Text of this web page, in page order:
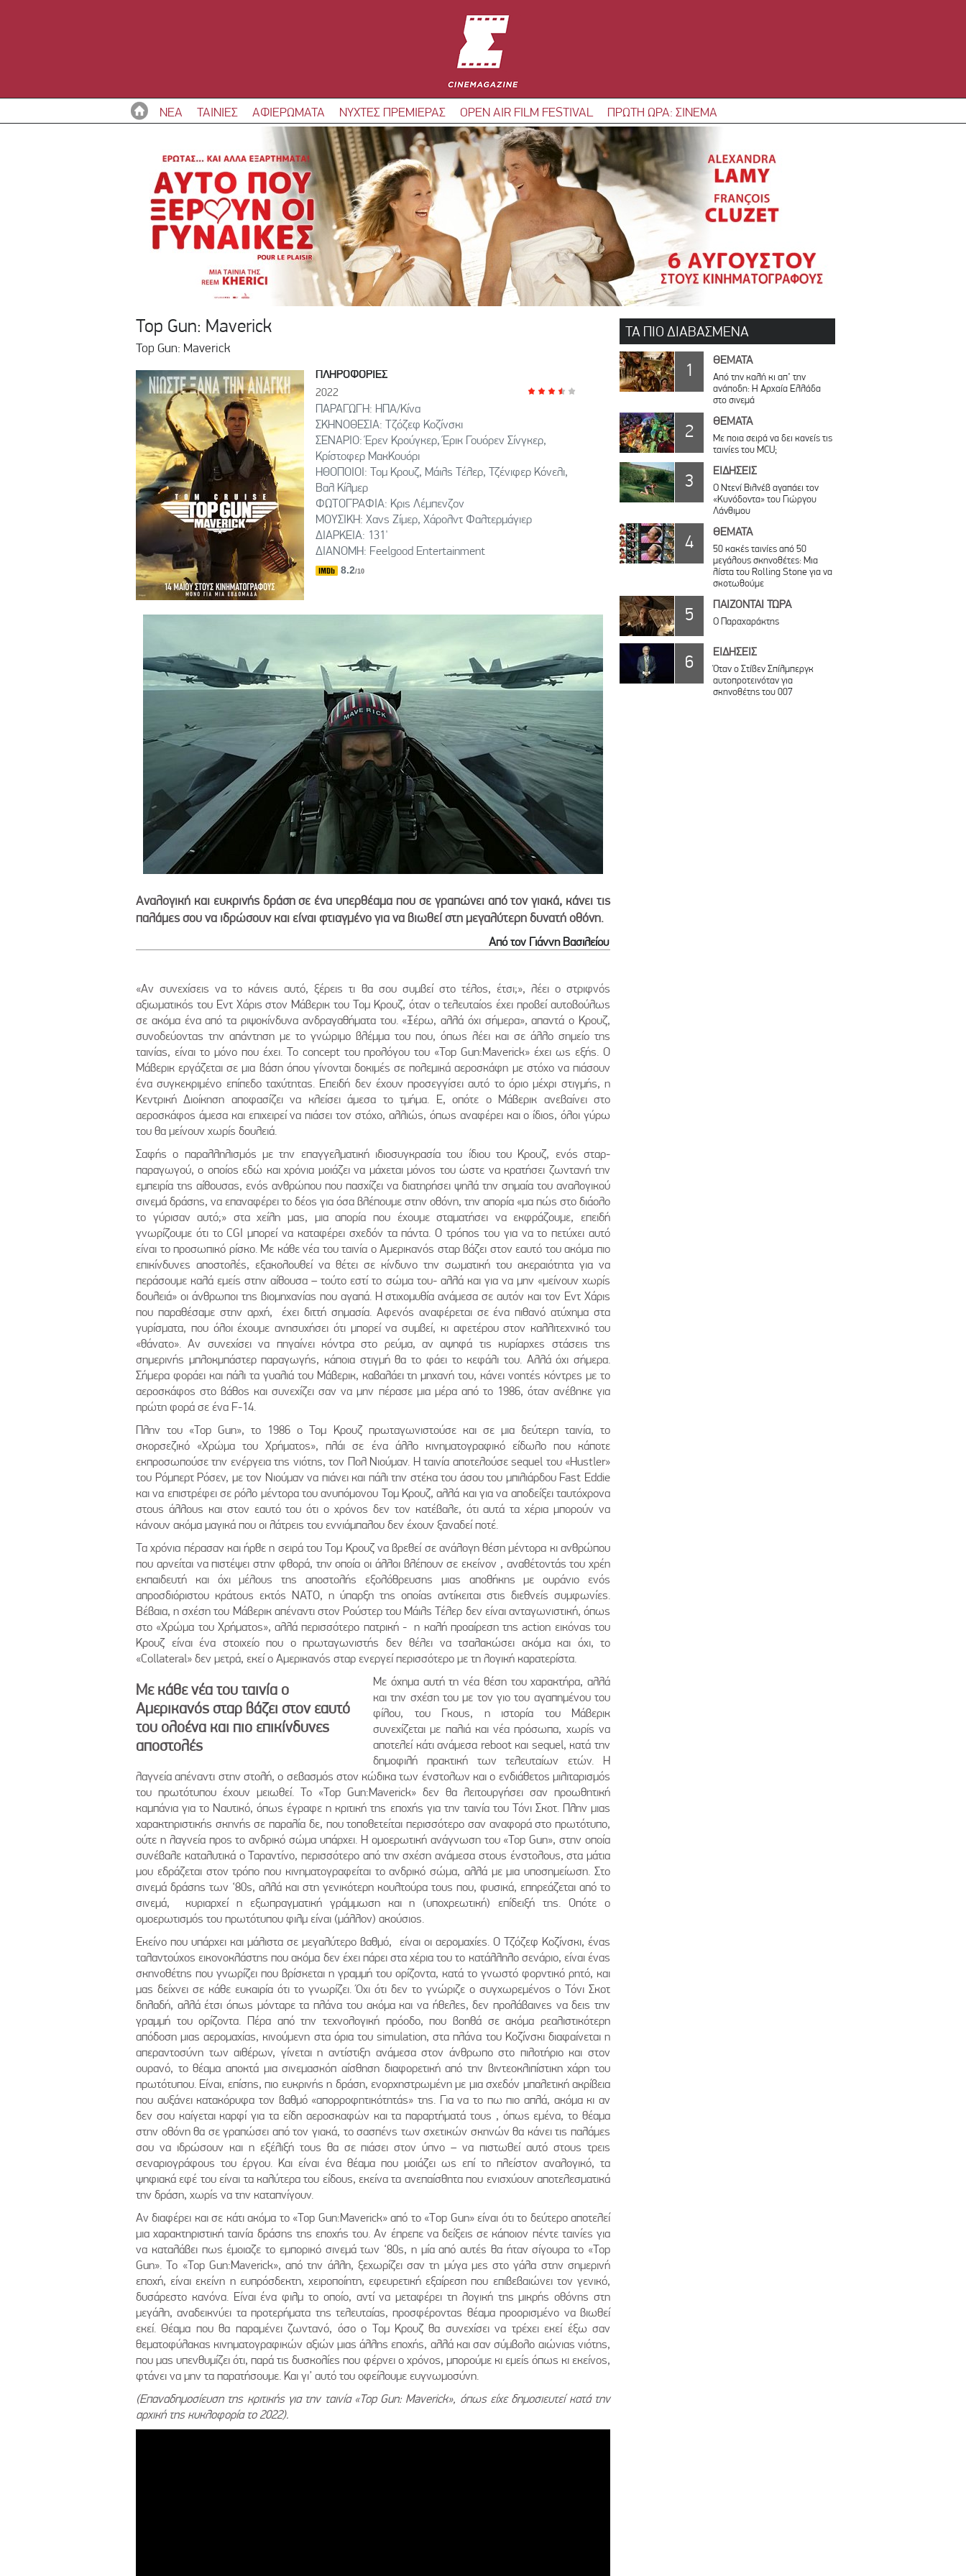
ΝΕΑ ΤΑΙΝΙΕΣ ΑΦΙΕΡΩΜΑΤΑ ΝΥΧΤΕΣ ΠΡΕΜΙΕΡΑΣ OPEN AIR FILM FESTIVAL ΠΡΩΤΗ ΩΡΑ: ΣΙΝΕΜΑ
Top Gun: Maverick
Top Gun: Maverick
ΠΛΗΡΟΦΟΡΙΕΣ
2022
ΠΑΡΑΓΩΓΗ: ΗΠΑ/Κίνα
ΣΚΗΝΟΘΕΣΙΑ: Tζόζεφ Κοζίνσκι
ΣΕΝΑΡΙΟ: Έρεν Κρούγκερ, Έρικ Γουόρεν Σίνγκερ,
Κρίστοφερ ΜακΚουόρι
ΗΘΟΠΟΙΟΙ: Τομ Κρουζ, Μάιλς Τέλερ, Τζένιφερ Κόνελι,
Βαλ Κίλμερ
ΦΩΤΟΓΡΑΦΙΑ: Κρις Λέμπενζον
ΜΟΥΣΙΚΗ: Χανς Ζίμερ, Χάρολντ Φαλτερμάγιερ
ΔΙΑΡΚΕΙΑ: 131'
ΔΙΑΝΟΜΗ: Feelgood Entertainment
8.2/10
Αναλογική και ευκρινής δράση σε ένα υπερθέαμα που σε γραπώνει από τον γιακά, κάνει τις
παλάμες σου να ιδρώσουν και είναι φτιαγμένο για να βιωθεί στη μεγαλύτερη δυνατή οθόνη.
Από τον Γιάννη Βασιλείου
«Αν συνεχίσεις να το κάνεις αυτό, ξέρεις τι θα σου συμβεί στο τέλος, έτσι;», λέει ο στριφνός
αξιωματικός του Εντ Χάρις στον Μάβερικ του Τομ Κρουζ, όταν o τελευταίος έχει προβεί αυτοβούλως
σε ακόμα ένα από τα ριψοκίνδυνα ανδραγαθήματα του. «Ξέρω, αλλά όχι σήμερα», απαντά ο Κρουζ,
συνοδεύοντας την απάντηση με το γνώριμο βλέμμα του που, όπως λέει και σε άλλο σημείο της
ταινίας, είναι το μόνο που έχει. Το concept του προλόγου του «Top Gun:Maverick» έχει ως εξής. Ο
Μάβερικ εργάζεται σε μια βάση όπου γίνονται δοκιμές σε πολεμικά αεροσκάφη με στόχο να πιάσουν
ένα συγκεκριμένο επίπεδο ταχύτητας. Επειδή δεν έχουν προσεγγίσει αυτό το όριο μέχρι στιγμής, η
Κεντρική Διοίκηση αποφασίζει να κλείσει άμεσα το τμήμα. Ε, οπότε ο Μάβερικ ανεβαίνει στο
αεροσκάφος άμεσα και επιχειρεί να πιάσει τον στόχο, αλλιώς, όπως αναφέρει και ο ίδιος, όλοι γύρω
του θα μείνουν χωρίς δουλειά.
Σαφής ο παραλληλισμός με την επαγγελματική ιδιοσυγκρασία του ίδιου του Κρουζ, ενός σταρ-
παραγωγού, ο οποίος εδώ και χρόνια μοιάζει να μάχεται μόνος του ώστε να κρατήσει ζωντανή την
εμπειρία της αίθουσας, ενός ανθρώπου που πασχίζει να διατηρήσει ψηλά την σημαία του αναλογικού
σινεμά δράσης, να επαναφέρει το δέος για όσα βλέπουμε στην οθόνη, την απορία «μα πώς στο διάολο
το γύρισαν αυτό;» στα χείλη μας, μια απορία που έχουμε σταματήσει να εκφράζουμε, επειδή
γνωρίζουμε ότι το CGI μπορεί να καταφέρει σχεδόν τα πάντα. Ο τρόπος του για να το πετύχει αυτό
είναι το προσωπικό ρίσκο. Με κάθε νέα του ταινία ο Αμερικανός σταρ βάζει στον εαυτό του ακόμα πιο
επικίνδυνες αποστολές, εξακολουθεί να θέτει σε κίνδυνο την σωματική του ακεραιότητα για να
περάσουμε καλά εμείς στην αίθουσα – τούτο εστί το σώμα του- αλλά και για να μην «μείνουν χωρίς
δουλειά» οι άνθρωποι της βιομηχανίας που αγαπά. Η στιχομυθία ανάμεσα σε αυτόν και τον Εντ Χάρις
που παραθέσαμε στην αρχή, έχει διττή σημασία. Αφενός αναφέρεται σε ένα πιθανό ατύχημα στα
γυρίσματα, που όλοι έχουμε ανησυχήσει ότι μπορεί να συμβεί, κι αφετέρου στον καλλιτεχνικό του
«θάνατο». Αν συνεχίσει να πηγαίνει κόντρα στο ρεύμα, αν αψηφά τις κυρίαρχες στάσεις της
σημερινής μπλοκμπάστερ παραγωγής, κάποια στιγμή θα το φάει το κεφάλι του. Αλλά όχι σήμερα.
Σήμερα φοράει και πάλι τα γυαλιά του Μάβερικ, καβαλάει τη μηχανή του, κάνει νοητές κόντρες με το
αεροσκάφος στο βάθος και συνεχίζει σαν να μην πέρασε μια μέρα από το 1986, όταν ανέβηκε για
πρώτη φορά σε ένα F-14.
Πλην του «Top Gun», το 1986 ο Τομ Κρουζ πρωταγωνιστούσε και σε μια δεύτερη ταινία, το
σκορσεζικό «Χρώμα του Χρήματος», πλάι σε ένα άλλο κινηματογραφικό είδωλο που κάποτε
εκπροσωπούσε την ενέργεια της νιότης, τον Πολ Νιούμαν. Η ταινία αποτελούσε sequel του «Hustler»
του Ρόμπερτ Ρόσεν, με τον Νιούμαν να πιάνει και πάλι την στέκα του άσου του μπιλιάρδου Fast Eddie
και να επιστρέφει σε ρόλο μέντορα του ανυπόμονου Τομ Κρουζ, αλλά και για να αποδείξει ταυτόχρονα
στους άλλους και στον εαυτό του ότι ο χρόνος δεν τον κατέβαλε, ότι αυτά τα χέρια μπορούν να
κάνουν ακόμα μαγικά που οι λάτρεις του εννιάμπαλου δεν έχουν ξαναδεί ποτέ.
Τα χρόνια πέρασαν και ήρθε η σειρά του Τομ Κρουζ να βρεθεί σε ανάλογη θέση μέντορα κι ανθρώπου
που αρνείται να πιστέψει στην φθορά, την οποία οι άλλοι βλέπουν σε εκείνον , αναθέτοντάς του χρέη
εκπαιδευτή και όχι μέλους της αποστολής εξολόθρευσης μιας αποθήκης με ουράνιο ενός
απροσδιόριστου κράτους εκτός ΝΑΤΟ, η ύπαρξη της οποίας αντίκειται στις διεθνείς συμφωνίες.
Βέβαια, η σχέση του Μάβερικ απέναντι στον Ρούστερ του Μάιλς Τέλερ δεν είναι ανταγωνιστική, όπως
στο «Χρώμα του Χρήματος», αλλά περισσότερο πατρική - η καλή προαίρεση της action εικόνας του
Κρουζ είναι ένα στοιχείο που ο πρωταγωνιστής δεν θέλει να τσαλακώσει ακόμα και όχι, το
«Collateral» δεν μετρά, εκεί ο Αμερικανός σταρ ενεργεί περισσότερο με τη λογική καρατερίστα.
Με κάθε νέα του ταινία ο
Αμερικανός σταρ βάζει στον εαυτό
του ολοένα και πιο επικίνδυνες
αποστολές
Με όχημα αυτή τη νέα θέση του χαρακτήρα, αλλά
και την σχέση του με τον γιο του αγαπημένου του
φίλου, του Γκους, η ιστορία του Μάβερικ
συνεχίζεται με παλιά και νέα πρόσωπα, χωρίς να
αποτελεί κάτι ανάμεσα reboot και sequel, κατά την
δημοφιλή πρακτική των τελευταίων ετών. Η
λαγνεία απέναντι στην στολή, ο σεβασμός στον κώδικα των ένστολων και ο ενδιάθετος μιλιταρισμός
του πρωτότυπου έχουν μειωθεί. Το «Top Gun:Maverick» δεν θα λειτουργήσει σαν προωθητική
καμπάνια για το Ναυτικό, όπως έγραφε η κριτική της εποχής για την ταινία του Τόνι Σκοτ. Πλην μιας
χαρακτηριστικής σκηνής σε παραλία δε, που τοποθετείται περισσότερο σαν αναφορά στο πρωτότυπο,
ούτε η λαγνεία προς το ανδρικό σώμα υπάρχει. Η ομοερωτική ανάγνωση του «Top Gun», στην οποία
συνέβαλε καταλυτικά ο Ταραντίνο, περισσότερο από την σχέση ανάμεσα στους ένστολους, στα μάτια
μου εδράζεται στον τρόπο που κινηματογραφείται το ανδρικό σώμα, αλλά με μια υποσημείωση. Στο
σινεμά δράσης των ‘80s, αλλά και στη γενικότερη κουλτούρα τους που, φυσικά, επηρεάζεται από το
σινεμά, κυριαρχεί η εξωπραγματική γράμμωση και η (υποχρεωτική) επίδειξή της. Οπότε ο
ομοερωτισμός του πρωτότυπου φιλμ είναι (μάλλον) ακούσιος.
Εκείνο που υπάρχει και μάλιστα σε μεγαλύτερο βαθμό, είναι οι αερομαχίες. Ο Τζόζεφ Κοζίνσκι, ένας
ταλαντούχος εικονοκλάστης που ακόμα δεν έχει πάρει στα χέρια του το κατάλληλο σενάριο, είναι ένας
σκηνοθέτης που γνωρίζει που βρίσκεται η γραμμή του ορίζοντα, κατά το γνωστό φορντικό ρητό, και
μας δείχνει σε κάθε ευκαιρία ότι το γνωρίζει. Όχι ότι δεν το γνώριζε ο συγχωρεμένος ο Τόνι Σκοτ
δηλαδή, αλλά έτσι όπως μόνταρε τα πλάνα του ακόμα και να ήθελες, δεν προλάβαινες να δεις την
γραμμή του ορίζοντα. Πέρα από την τεχνολογική πρόοδο, που βοηθά σε ακόμα ρεαλιστικότερη
απόδοση μιας αερομαχίας, κινούμενη στα όρια του simulation, στα πλάνα του Κοζίνσκι διαφαίνεται η
απεραντοσύνη των αιθέρων, γίνεται η αντίστιξη ανάμεσα στον άνθρωπο στο πιλοτήριο και στον
ουρανό, το θέαμα αποκτά μια σινεμασκόπ αίσθηση διαφορετική από την βιντεοκλιπίστικη χάρη του
πρωτότυπου. Είναι, επίσης, πιο ευκρινής η δράση, ενορχηστρωμένη με μια σχεδόν μπαλετική ακρίβεια
που αυξάνει κατακόρυφα τον βαθμό «απορροφητικότητάς» της. Για να το πω πιο απλά, ακόμα κι αν
δεν σου καίγεται καρφί για τα είδη αεροσκαφών και τα παραρτήματά τους , όπως εμένα, το θέαμα
στην οθόνη θα σε γραπώσει από τον γιακά, το σασπένς των σχετικών σκηνών θα κάνει τις παλάμες
σου να ιδρώσουν και η εξέλιξή τους θα σε πιάσει στον ύπνο – να πιστωθεί αυτό στους τρεις
σεναριογράφους του έργου. Και είναι ένα θέαμα που μοιάζει ως επί το πλείστον αναλογικό, τα
ψηφιακά εφέ του είναι τα καλύτερα του είδους, εκείνα τα ανεπαίσθητα που ενισχύουν αποτελεσματικά
την δράση, χωρίς να την καταπνίγουν.
Αν διαφέρει και σε κάτι ακόμα το «Top Gun:Maverick» από το «Τop Gun» είναι ότι το δεύτερο αποτελεί
μια χαρακτηριστική ταινία δράσης της εποχής του. Αν έπρεπε να δείξεις σε κάποιον πέντε ταινίες για
να καταλάβει πως έμοιαζε το εμπορικό σινεμά των ‘80s, η μία από αυτές θα ήταν σίγουρα το «Top
Gun». Το «Top Gun:Maverick», από την άλλη, ξεχωρίζει σαν τη μύγα μες στο γάλα στην σημερινή
εποχή, είναι εκείνη η ευπρόσδεκτη, χειροποίητη, εφευρετική εξαίρεση που επιβεβαιώνει τον γενικό,
δυσάρεστο κανόνα. Είναι ένα φιλμ το οποίο, αντί να μεταφέρει τη λογική της μικρής οθόνης στη
μεγάλη, αναδεικνύει τα προτερήματα της τελευταίας, προσφέροντας θέαμα προορισμένο να βιωθεί
εκεί. Θέαμα που θα παραμένει ζωντανό, όσο ο Τομ Κρουζ θα συνεχίσει να τρέχει εκεί έξω σαν
θεματοφύλακας κινηματογραφικών αξιών μιας άλλης εποχής, αλλά και σαν σύμβολο αιώνιας νιότης,
που μας υπενθυμίζει ότι, παρά τις δυσκολίες που φέρνει ο χρόνος, μπορούμε κι εμείς όπως κι εκείνος,
φτάνει να μην τα παρατήσουμε. Και γι’ αυτό του οφείλουμε ευγνωμοσύνη.
(Επαναδημοσίευση της κριτικής για την ταινία «Top Gun: Maverick», όπως είχε δημοσιευτεί κατά την
αρχική της κυκλοφορία το 2022).
ΤΑ ΠΙΟ ΔΙΑΒΑΣΜΕΝΑ
1 ΘΕΜΑΤΑ
Από την καλή κι απ’ την
ανάποδη: Η Αρχαία Ελλάδα
στο σινεμά
2 ΘΕΜΑΤΑ
Με ποια σειρά να δει κανείς τις
ταινίες του MCU;
3 ΕΙΔΗΣΕΙΣ
Ο Ντενί Βιλνέβ αγαπάει τον
«Κυνόδοντα» του Γιώργου
Λάνθιμου
4 ΘΕΜΑΤΑ
50 κακές ταινίες από 50
μεγάλους σκηνοθέτες: Μια
λίστα του Rolling Stone για να
σκοτωθούμε
5 ΠΑΙΖΟΝΤΑΙ ΤΩΡΑ
Ο Παραχαράκτης
6 ΕΙΔΗΣΕΙΣ
Όταν ο Στίβεν Σπίλμπεργκ
αυτοπροτεινόταν για
σκηνοθέτης του 007